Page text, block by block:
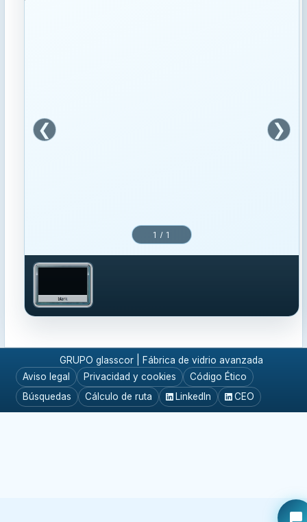
❮ ❯
1 / 1
GRUPO glasscor | Fábrica de vidrio avanzada
Aviso legal
Privacidad y cookies
Código Ético
Búsquedas
Cálculo de ruta LinkedIn CEO